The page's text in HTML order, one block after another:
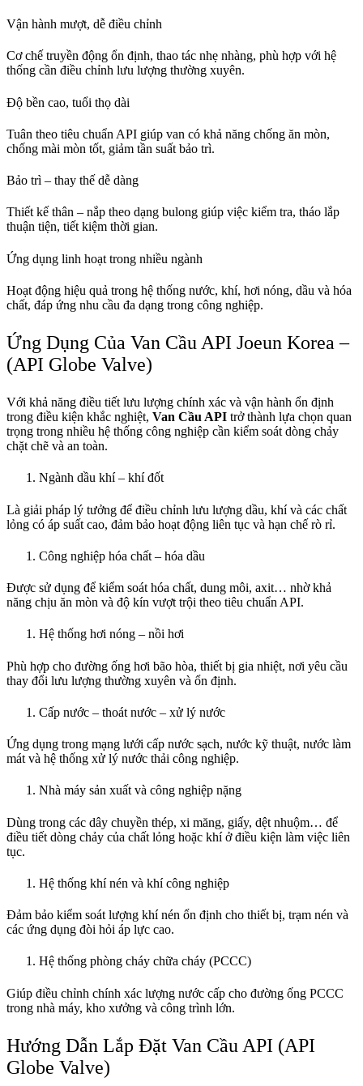
Vận hành mượt, dễ điều chỉnh
Cơ chế truyền động ổn định, thao tác nhẹ nhàng, phù hợp với hệ
thống cần điều chỉnh lưu lượng thường xuyên.
Độ bền cao, tuổi thọ dài
Tuân theo tiêu chuẩn API giúp van có khả năng chống ăn mòn,
chống mài mòn tốt, giảm tần suất bảo trì.
Bảo trì – thay thế dễ dàng
Thiết kế thân – nắp theo dạng bulong giúp việc kiểm tra, tháo lắp
thuận tiện, tiết kiệm thời gian.
Ứng dụng linh hoạt trong nhiều ngành
Hoạt động hiệu quả trong hệ thống nước, khí, hơi nóng, dầu và hóa
chất, đáp ứng nhu cầu đa dạng trong công nghiệp.
Ứng Dụng Của Van Cầu API Joeun Korea –
(API Globe Valve)
Với khả năng điều tiết lưu lượng chính xác và vận hành ổn định
trong điều kiện khắc nghiệt, Van Cầu API trở thành lựa chọn quan
trọng trong nhiều hệ thống công nghiệp cần kiểm soát dòng chảy
chặt chẽ và an toàn.
Ngành dầu khí – khí đốt
Là giải pháp lý tưởng để điều chỉnh lưu lượng dầu, khí và các chất
lỏng có áp suất cao, đảm bảo hoạt động liên tục và hạn chế rò rỉ.
Công nghiệp hóa chất – hóa dầu
Được sử dụng để kiểm soát hóa chất, dung môi, axit… nhờ khả
năng chịu ăn mòn và độ kín vượt trội theo tiêu chuẩn API.
Hệ thống hơi nóng – nồi hơi
Phù hợp cho đường ống hơi bão hòa, thiết bị gia nhiệt, nơi yêu cầu
thay đổi lưu lượng thường xuyên và ổn định.
Cấp nước – thoát nước – xử lý nước
Ứng dụng trong mạng lưới cấp nước sạch, nước kỹ thuật, nước làm
mát và hệ thống xử lý nước thải công nghiệp.
Nhà máy sản xuất và công nghiệp nặng
Dùng trong các dây chuyền thép, xi măng, giấy, dệt nhuộm… để
điều tiết dòng chảy của chất lỏng hoặc khí ở điều kiện làm việc liên
tục.
Hệ thống khí nén và khí công nghiệp
Đảm bảo kiểm soát lượng khí nén ổn định cho thiết bị, trạm nén và
các ứng dụng đòi hỏi áp lực cao.
Hệ thống phòng cháy chữa cháy (PCCC)
Giúp điều chỉnh chính xác lượng nước cấp cho đường ống PCCC
trong nhà máy, kho xưởng và công trình lớn.
Hướng Dẫn Lắp Đặt Van Cầu API (API
Globe Valve)